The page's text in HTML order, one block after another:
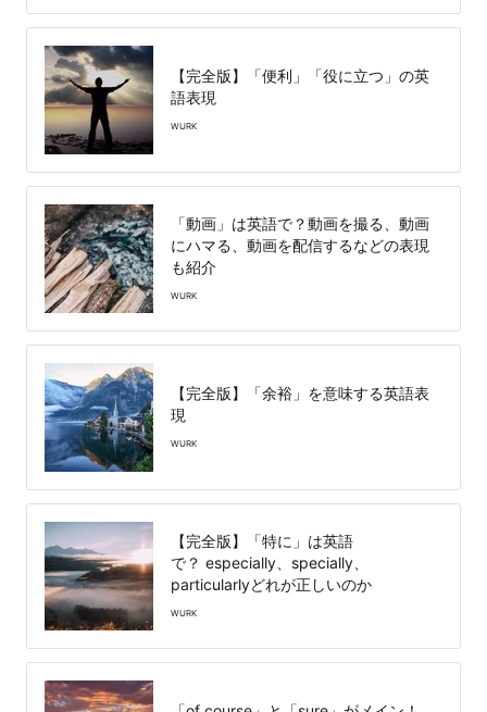
【完全版】「便利」「役に立つ」の英
語表現
WURK
「動画」は英語で？動画を撮る、動画
にハマる、動画を配信するなどの表現
も紹介
WURK
【完全版】「余裕」を意味する英語表
現
WURK
【完全版】「特に」は英語
で？ especially、specially、
particularlyどれが正しいのか
WURK